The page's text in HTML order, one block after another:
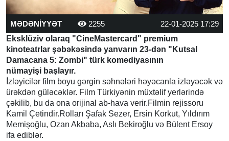
MƏDƏNİYYƏT 2255
22-01-2025 17:29
Eksklüziv olaraq "CineMastercard" premium
kinoteatrlar şəbəkəsində yanvarın 23-dən "Kutsal
Damacana 5: Zombi" türk komediyasının
nümayişi başlayır.
İzləyicilər film boyu gərgin səhnələri həyəcanla izləyəcək və
ürəkdən güləcəklər. Film Türkiyənin müxtəlif yerlərində
çəkilib, bu da ona orijinal ab-hava verir.Filmin rejissoru
Kamil Çetindir.Rolları Şafak Sezer, Ersin Korkut, Yıldırım
Memişoğlu, Ozan Akbaba, Aslı Bekiroğlu və Bülent Ersoy
ifa ediblər.